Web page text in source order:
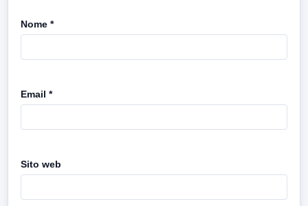
Nome *
Email *
Sito web